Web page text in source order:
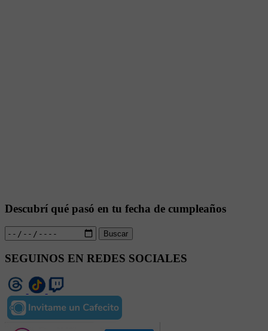
Descubrí qué pasó en tu fecha de cumpleaños
Buscar
SEGUINOS EN REDES SOCIALES